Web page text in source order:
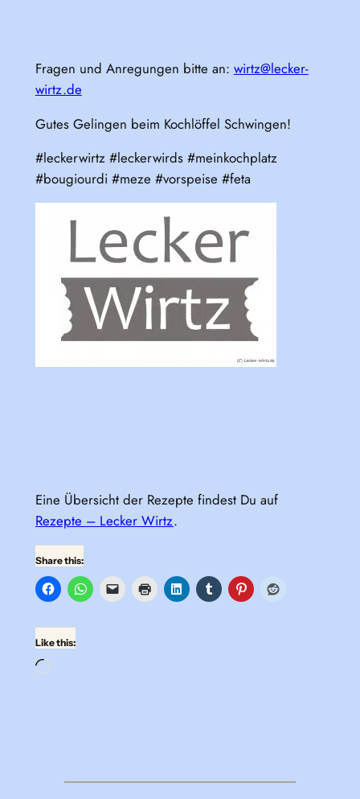
Fragen und Anregungen bitte an: wirtz@lecker-
wirtz.de
Gutes Gelingen beim Kochlöffel Schwingen!
#leckerwirtz #leckerwirds #meinkochplatz
#bougiourdi #meze #vorspeise #feta
Eine Übersicht der Rezepte findest Du auf
Rezepte – Lecker Wirtz.
Share this:
Like this:
Loading…